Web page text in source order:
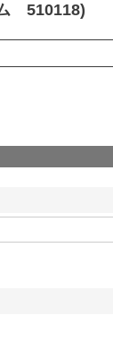
510118)